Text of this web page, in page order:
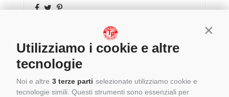
Utilizziamo i cookie e altre
tecnologie
Noi e altre 3 terze parti selezionate utilizziamo cookie e
tecnologie simili. Questi strumenti sono essenziali per